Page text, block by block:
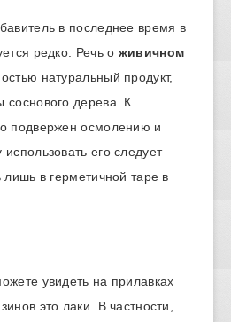
в последнее время в
редко. Речь о живичном
натуральный продукт,
дерева. К
подвержен осмолению и
его следует
в герметичной таре в
увидеть на прилавках
это лаки. В частности,